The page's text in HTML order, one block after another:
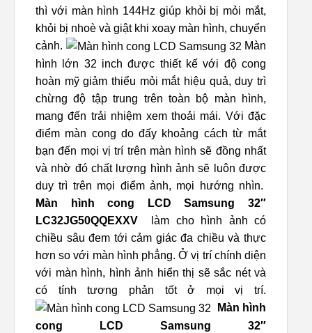
thì với màn hình 144Hz giúp khỏi bị mỏi mắt,
khỏi bị nhoè và giật khi xoay màn hình, chuyển
cảnh.
Màn
hình lớn 32 inch được thiết kế với độ cong
hoàn mỹ giảm thiểu mỏi mắt hiệu quả, duy trì
chừng độ tập trung trên toàn bộ màn hình,
mang đến trải nhiệm xem thoải mái. Với đặc
điểm màn cong do đấy khoảng cách từ mắt
bạn đến mọi vị trí trên màn hình sẽ đồng nhất
và nhờ đó chất lượng hình ảnh sẽ luôn được
duy trì trên mọi điểm ảnh, mọi hướng nhìn.
Màn hình cong LCD Samsung 32″
LC32JG50QQEXXV
làm cho hình ảnh có
chiều sâu đem tới cảm giác đa chiều và thực
hơn so với màn hình phẳng. Ở vị trí chính diện
với màn hình, hình ảnh hiển thị sẽ sắc nét và
có tính tương phản tốt ở mọi vị trí.
Màn hình
cong LCD Samsung 32″